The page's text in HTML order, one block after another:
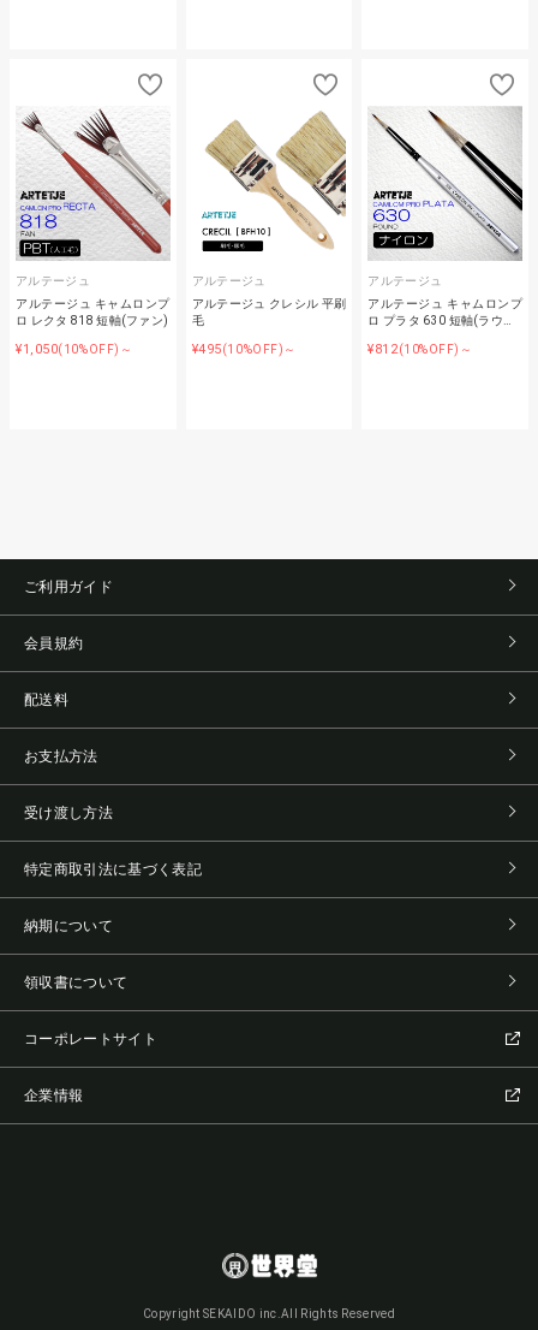
アルテージュ
アルテージュ キャムロンプ
ロ レクタ 818 短軸(ファン)
¥1,050(10%OFF)～
アルテージュ
アルテージュ クレシル 平刷
毛
¥495(10%OFF)～
アルテージュ
アルテージュ キャムロンプ
ロ プラタ 630 短軸(ラウ…
¥812(10%OFF)～
ご利用ガイド
会員規約
配送料
お支払方法
受け渡し方法
特定商取引法に基づく表記
納期について
領収書について
コーポレートサイト
企業情報
Copyright SEKAIDO inc.All Rights Reserved